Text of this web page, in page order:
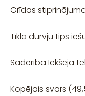
Grīdas
Tīkla durvju tips
Saderība Iekšējā
Kopējais svars